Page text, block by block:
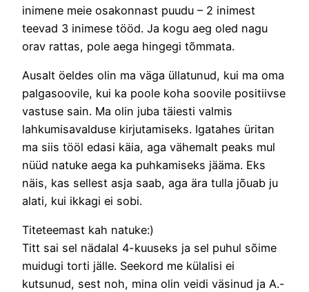
inimene meie osakonnast puudu – 2 inimest
teevad 3 inimese tööd. Ja kogu aeg oled nagu
orav rattas, pole aega hingegi tõmmata.
Ausalt öeldes olin ma väga üllatunud, kui ma oma
palgasoovile, kui ka poole koha soovile positiivse
vastuse sain. Ma olin juba täiesti valmis
lahkumisavalduse kirjutamiseks. Igatahes üritan
ma siis tööl edasi käia, aga vähemalt peaks mul
nüüd natuke aega ka puhkamiseks jääma. Eks
näis, kas sellest asja saab, aga ära tulla jõuab ju
alati, kui ikkagi ei sobi.
Titeteemast kah natuke:)
Titt sai sel nädalal 4-kuuseks ja sel puhul sõime
muidugi torti jälle. Seekord me külalisi ei
kutsunud, sest noh, mina olin veidi väsinud ja A.-